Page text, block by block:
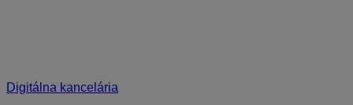
Digitálna kancelária